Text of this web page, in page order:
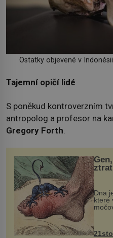
Ostatky objevené v
Tajemní opičí lidé
S poněkud kontroverzním
antropolog a profesor na
Gregory Forth
Dna
které